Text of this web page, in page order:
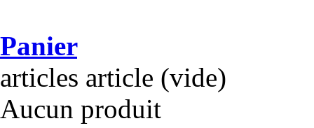
Panier
articles article (vide)
Aucun produit